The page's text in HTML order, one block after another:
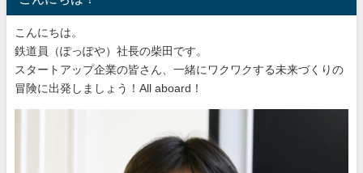
こんにちは。
鉄道員（ぽっぽや）社長の柴田です。
スタートアップ企業の皆さん、一緒にワクワクする未来づくりの
冒険に出発しましょう！All aboard！